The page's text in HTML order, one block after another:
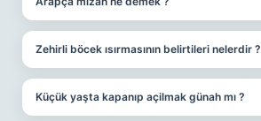
Zehirli böcek ısırmasının belirtileri nelerdir ?
Küçük yaşta kapanıp açilmak günah mı ?